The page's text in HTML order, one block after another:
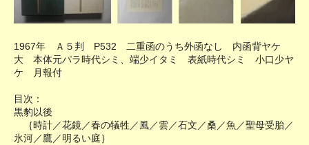
1967年 Ａ５判 P532 二重函のうち外函なし 内函背ヤケ
大 本体元パラ時代シミ、端少イタミ 表紙時代シミ 小口少ヤ
ケ 月報付
目次：
黒豹以後
｛時計／花鏡／春の犠牲／風／雲／石文／桑／魚／聖母受胎／
氷河／鷹／明るい庭｝